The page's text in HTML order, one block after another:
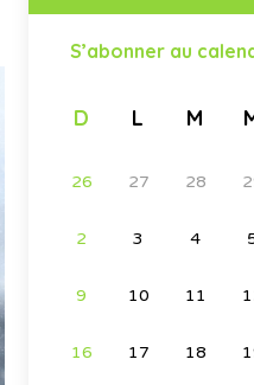
S’abonner au
D L M
26 27 28
2 3 4
9 10 11
16 17 18